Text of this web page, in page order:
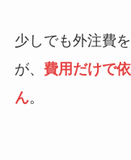
少しでも外注費
が、 費用だけで
ん。